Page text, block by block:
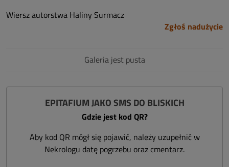
Wiersz autorstwa Haliny Surmacz
Zgłoś nadużycie
Galeria jest pusta
EPITAFIUM JAKO SMS DO BLISKICH
Gdzie jest kod QR?
Aby kod QR mógł się pojawić, należy uzupełnić w
Nekrologu datę pogrzebu oraz cmentarz.